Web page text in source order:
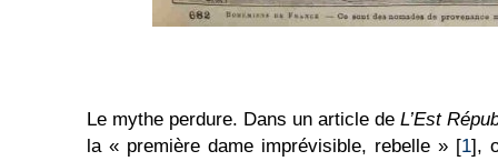
Le mythe perdure. Dans un article de L’Est
la « première dame imprévisible, rebelle » [1],